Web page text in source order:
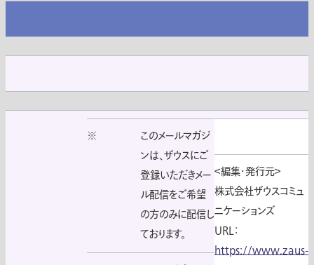
※
このメールマガジ
ンは、ザウスにご
登録いただきメー
ル配信をご希望
の方のみに配信し
ております。
＜編集・発行元＞
株式会社ザウスコミュ
ニケーションズ
URL：
https://www.zaus-